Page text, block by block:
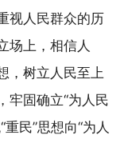
视人民群众的历
场上，相信人
，树立人民至上
牢固确立“为人民
民”思想向“为人